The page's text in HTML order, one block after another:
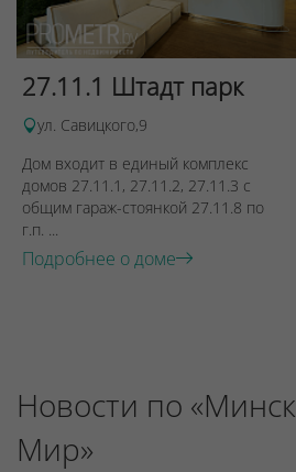
27.11.1 Штадт парк
ул. Савицкого,9
Дом входит в единый комплекс
домов 27.11.1, 27.11.2, 27.11.3 с
общим гараж-стоянкой 27.11.8 по
г.п. ...
Подробнее о доме
Новости по «Минск
Мир»